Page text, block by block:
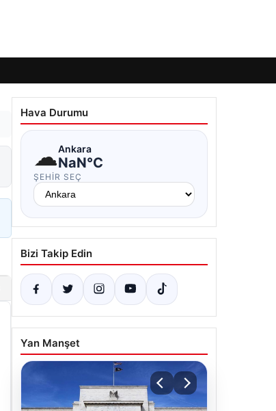
Hava Durumu
☁Ankara
NaN°C
ŞEHIR SEÇ
Bizi Takip Edin
Yan Manşet